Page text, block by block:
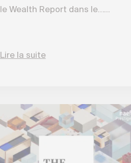
le Wealth Report dans le…...
Lire la suite